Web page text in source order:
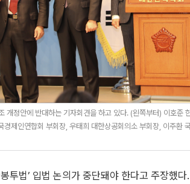
정안에 반대하는 기자회견을 하고 있다. (왼쪽부터) 이호준
제인연합회 부회장, 우태희 대한상공회의소 부회장, 이주환
투법’ 입법 논의가 중단돼야 한다고 주장했다.